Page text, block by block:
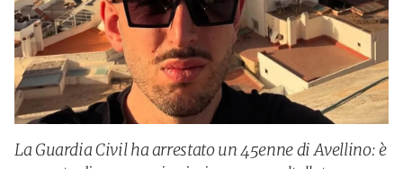
La Guardia Civil ha arrestato un 45enne di Avellino: è